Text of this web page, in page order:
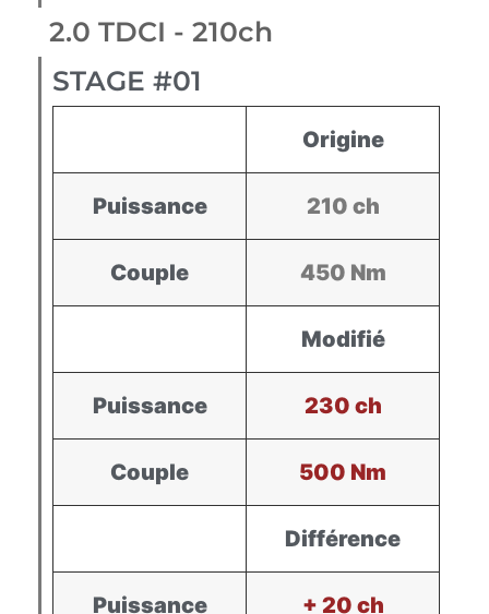
2.0 TDCI - 210ch
STAGE #01
Origine
Puissance 210 ch
Couple 450 Nm
Modifié
Puissance 230 ch
Couple 500 Nm
Différence
Puissance + 20 ch